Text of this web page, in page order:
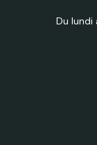
Du lundi